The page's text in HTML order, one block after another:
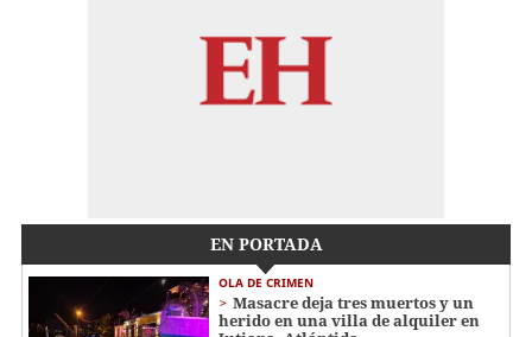
EN PORTADA
OLA DE CRIMEN
Masacre deja tres muertos y un
herido en una villa de alquiler en